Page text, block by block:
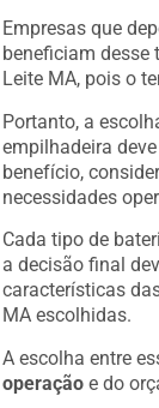
Empresas que
beneficiam desse
Leite MA, pois o
Portanto, a
empilhadeira
benefício,
necessidades
Cada tipo de
a decisão final
características
MA escolhidas.
A escolha entre
operação e do